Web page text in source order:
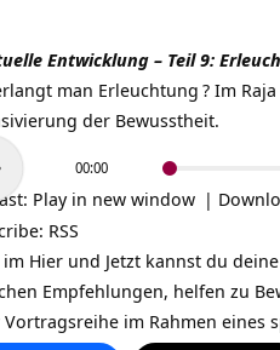
Entwicklung – Teil 9:
man Erleuchtung ? Im
der Bewusstheit.
00:00
Play in new window |
RSS
Hier und Jetzt kannst du
Empfehlungen, helfen zu
im Rahmen eines